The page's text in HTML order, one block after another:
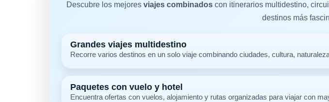
Descubre los mejores viajes combinadoscon itinerarios multidestino,
destinos más
Grandes viajes multidestino
Recorre varios destinos en un solo viaje combinando ciudades, cultura,
Paquetes con vuelo y hotel
Encuentra ofertas con vuelos, alojamiento y rutas organizadas para viajar con